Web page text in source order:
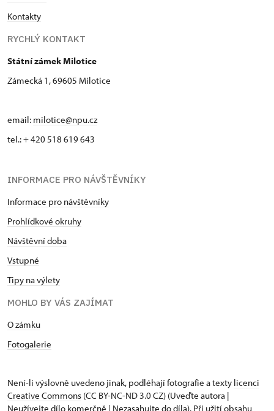
Kontakty
RYCHLÝ KONTAKT
Státní zámek Milotice
Zámecká 1, 69605 Milotice
email: milotice@npu.cz
tel.: + 420 518 619 643
INFORMACE PRO NÁVŠTĚVNÍKY
Informace pro návštěvníky
Prohlídkové okruhy
Návštěvní doba
Vstupné
Tipy na výlety
MOHLO BY VÁS ZAJÍMAT
O zámku
Fotogalerie
Není-li výslovně uvedeno jinak, podléhají fotografie a texty licenci
Creative Commons (CC BY-NC-ND 3.0 CZ) (Uveďte autora |
Neužívejte dílo komerčně | Nezasahujte do díla). Při užití obsahu